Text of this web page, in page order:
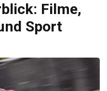
Filme,
Sport